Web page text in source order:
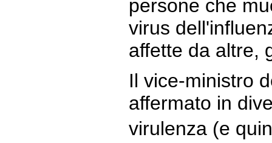
persone che
virus
affette da altre,
Il vice-ministro
affermato in
virulenza (e